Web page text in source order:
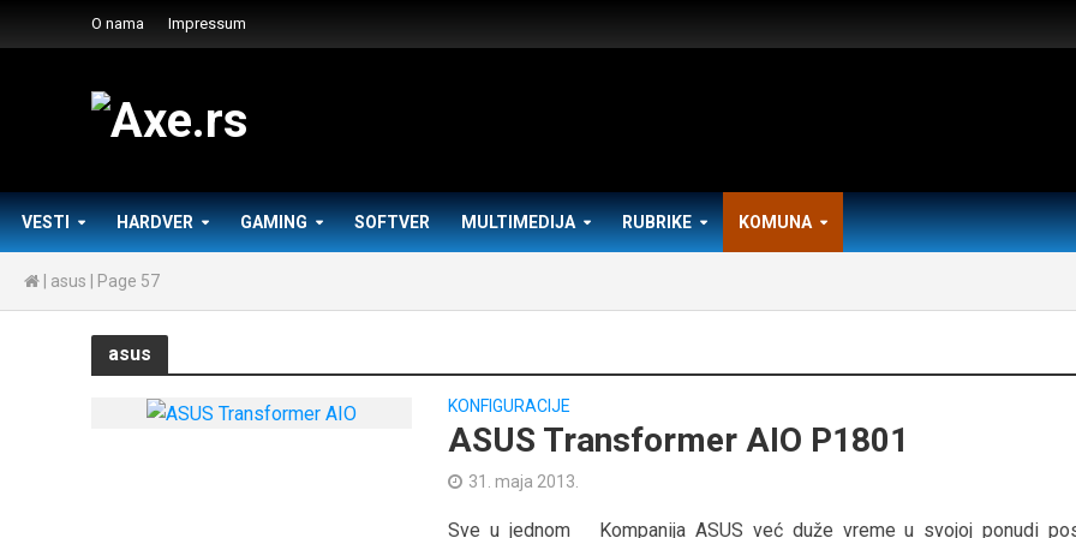
O nama Impressum
VESTI HARDVER GAMING SOFTVER MULTIMEDIJA RUBRIKE KOMUNA
asus Page 57
asus
KONFIGURACIJE
ASUS Transformer AIO P1801
31. maja 2013.
Sve u jednom Kompanija ASUS već duže vreme u svojoj ponudi